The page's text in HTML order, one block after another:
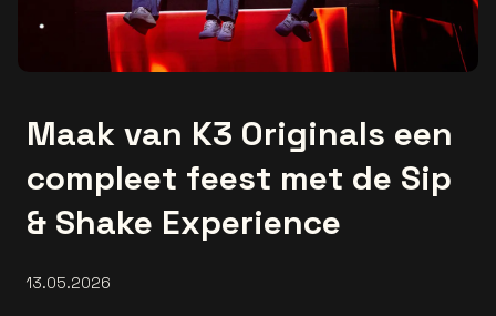
Maak van K3 Originals een
compleet feest met de Sip
& Shake Experience
13.05.2026